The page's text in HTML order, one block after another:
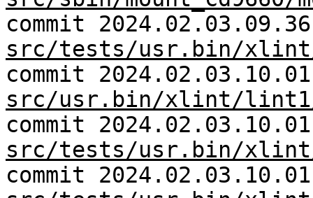
commit
src/tests/usr.bin/
commit
src/usr.bin/xlint/
commit
src/tests/usr.bin/
commit